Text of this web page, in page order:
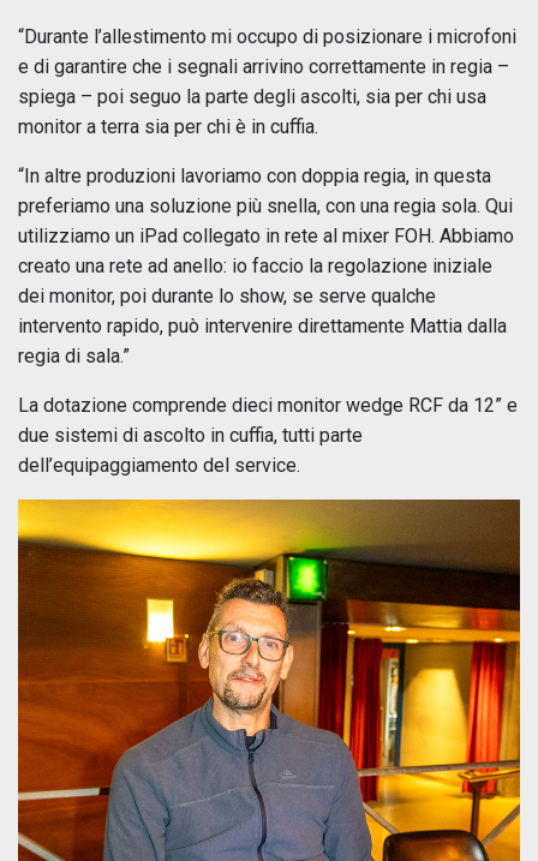
“Durante l’allestimento mi occupo di posizionare i microfoni
e di garantire che i segnali arrivino correttamente in regia –
spiega – poi seguo la parte degli ascolti, sia per chi usa
monitor a terra sia per chi è in cuffia.
“In altre produzioni lavoriamo con doppia regia, in questa
preferiamo una soluzione più snella, con una regia sola. Qui
utilizziamo un iPad collegato in rete al mixer FOH. Abbiamo
creato una rete ad anello: io faccio la regolazione iniziale
dei monitor, poi durante lo show, se serve qualche
intervento rapido, può intervenire direttamente Mattia dalla
regia di sala.”
La dotazione comprende dieci monitor wedge RCF da 12” e
due sistemi di ascolto in cuffia, tutti parte
dell’equipaggiamento del service.